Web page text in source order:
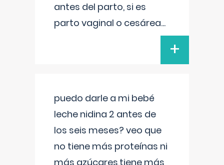
antes del parto, si es
parto vaginal o cesárea...
+
puedo darle a mi bebé
leche nidina 2 antes de
los seis meses? veo que
no tiene más proteínas ni
más azúcares,tiene más